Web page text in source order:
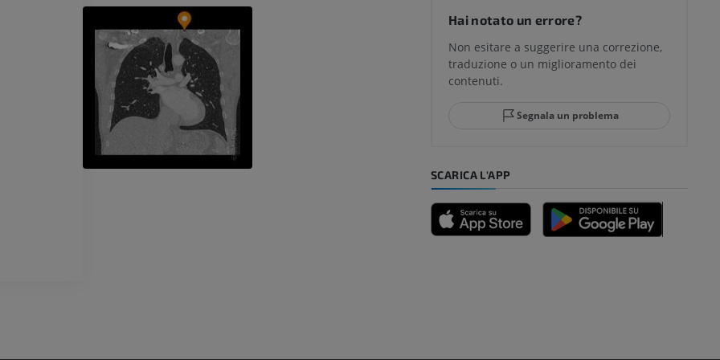
Radiografie
PREMIUM
Arto superiore
Illustrazioni
Hai notato un errore?
Non esitare a suggerire una correzione,
traduzione o un miglioramento dei
contenuti.
Segnala un problema
SCARICA L'APP